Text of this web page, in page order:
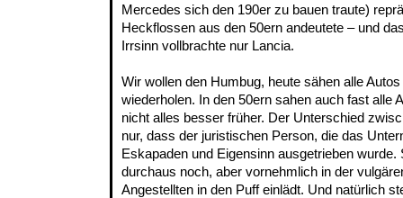
Mercedes sich den 190er zu bauen traute)
Heckflossen aus den 50ern andeutete – und
Irrsinn vollbrachte nur Lancia.
Wir wollen den Humbug, heute sähen alle
wiederholen. In den 50ern sahen auch fast alle
nicht alles besser früher. Der Unterschied
nur, dass der juristischen Person, die das
Eskapaden und Eigensinn ausgetrieben
durchaus noch, aber vornehmlich in der
Angestellten in den Puff einlädt. Und natürlich